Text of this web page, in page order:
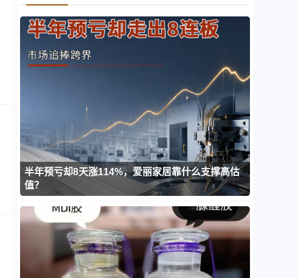
半年预亏却8天涨114%，爱丽家居靠什么支撑高估
值？